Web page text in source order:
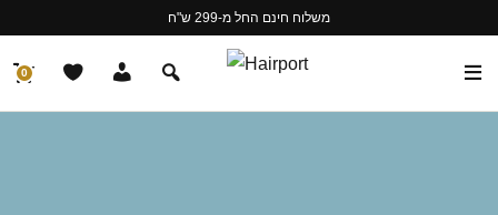
משלוח חינם החל מ-299 ש"ח
0